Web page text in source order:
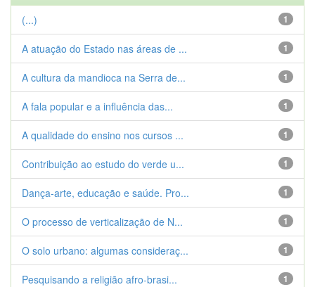
1
(...)
1
A atuação do Estado nas áreas de ...
1
A cultura da mandioca na Serra de...
1
A fala popular e a influência das...
1
A qualidade do ensino nos cursos ...
1
Contribuição ao estudo do verde u...
1
Dança-arte, educação e saúde. Pro...
1
O processo de verticalização de N...
1
O solo urbano: algumas consideraç...
1
Pesquisando a religião afro-brasi...